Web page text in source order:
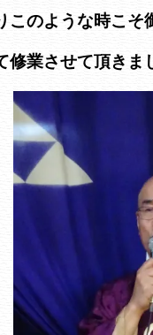
このような時こ
業させて頂きま